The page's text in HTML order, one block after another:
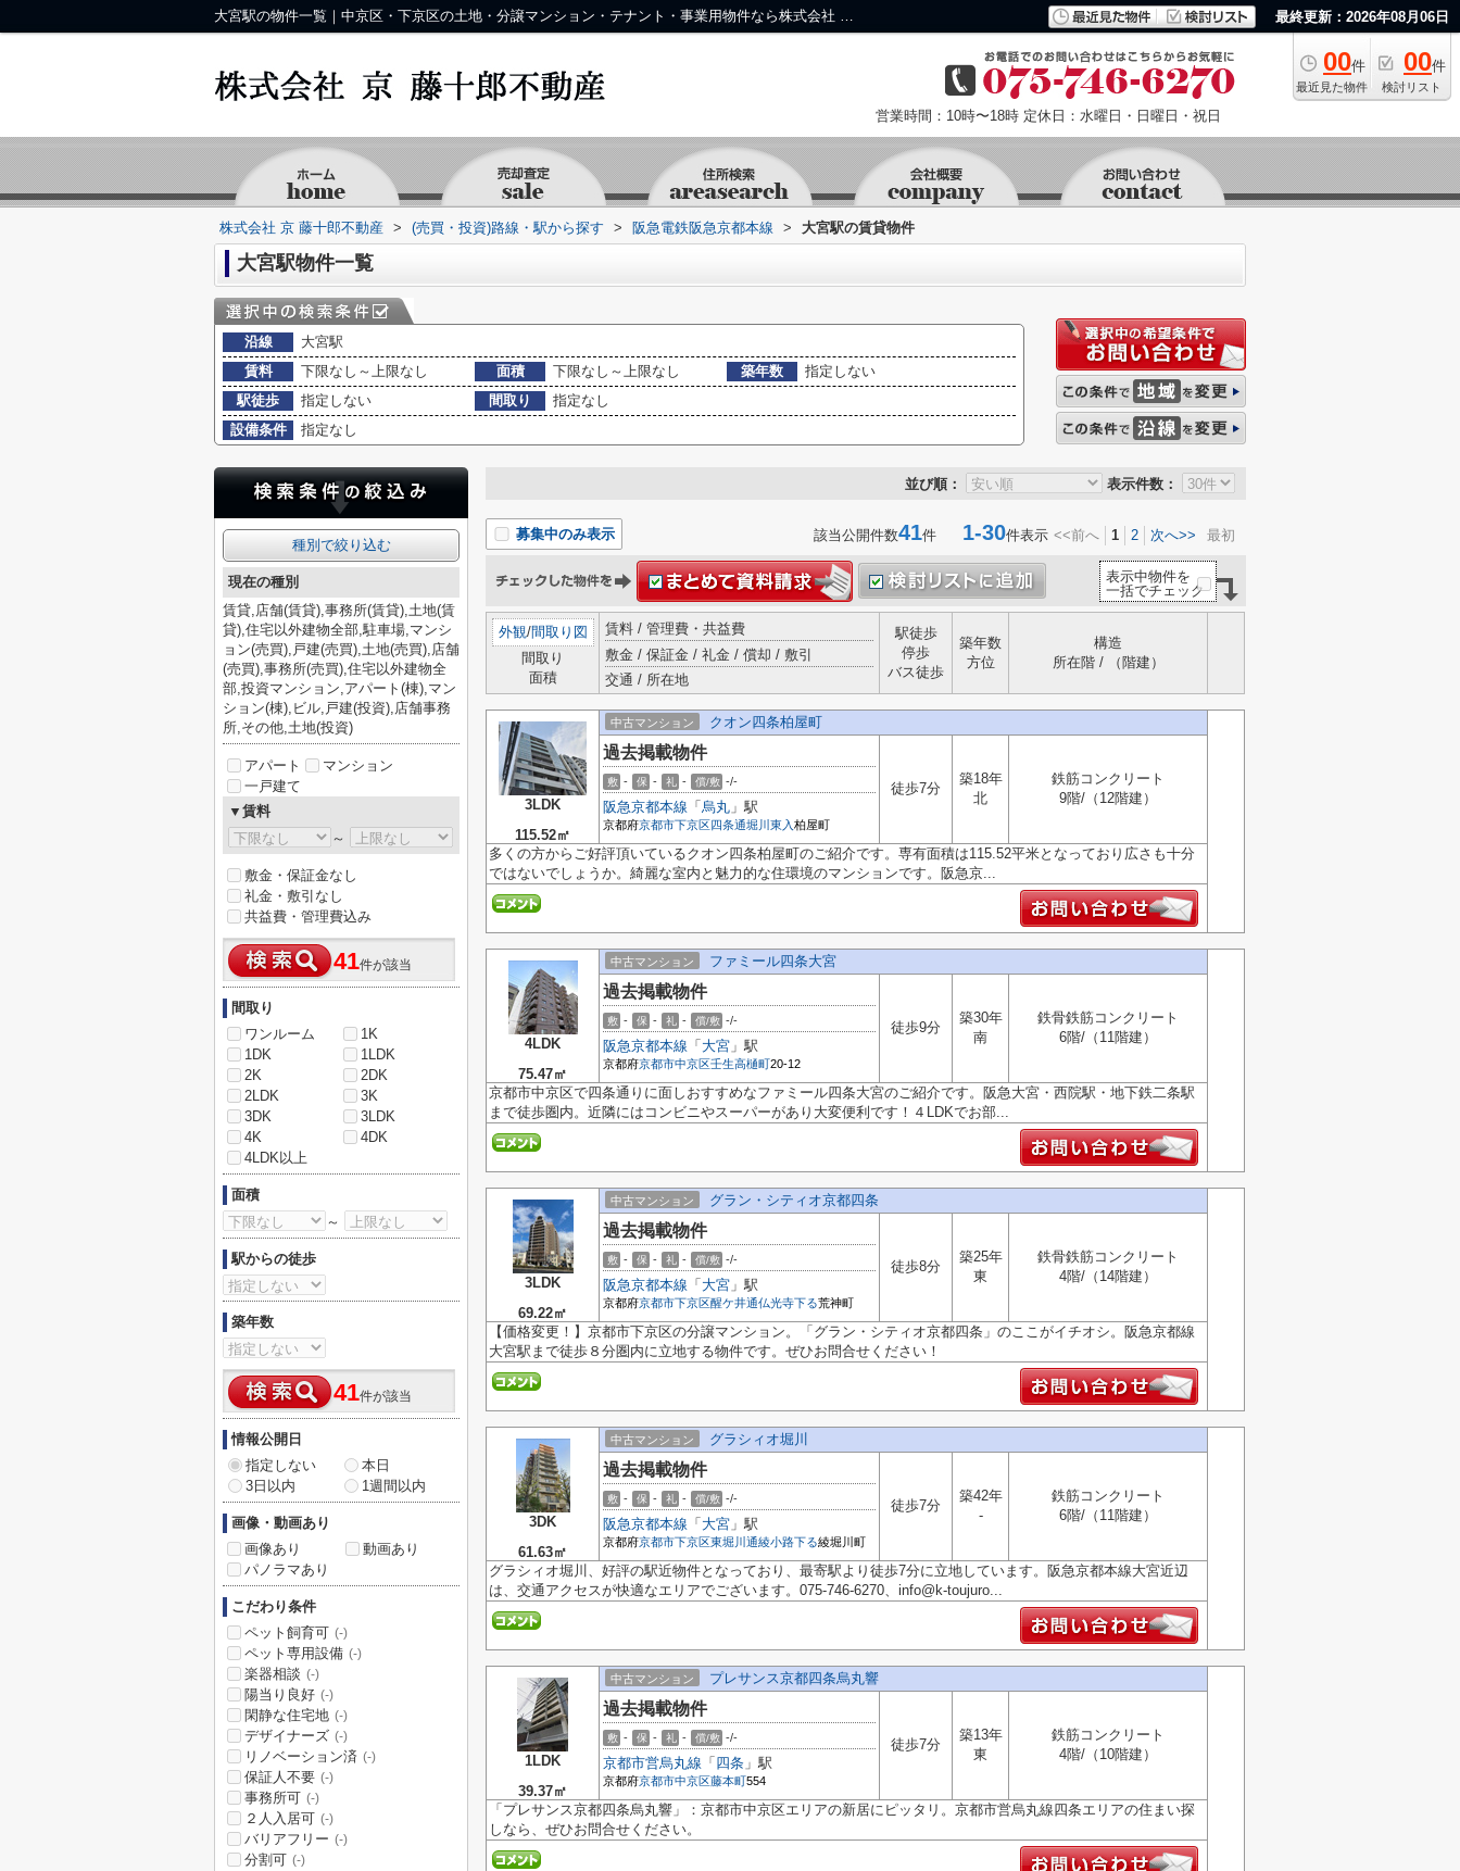
大宮駅の物件一覧｜中京区・下京区の土地・分譲マンション・テナント・事業用物件なら株式会社 京 藤十郎不動産 最終更新：2026年08月06日
00件
最近見た物件
00件
検討リスト
営業時間：10時〜18時 定休日：水曜日・日曜日・祝日
株式会社 京 藤十郎不動産 > (売買・投資)路線・駅から探す > 阪急電鉄阪急京都本線 > 大宮駅の賃貸物件
大宮駅物件一覧
沿線
大宮駅
賃料
下限なし～上限なし 面積 下限なし～上限なし 築年数
指定しない
駅徒歩
指定しない 間取り
指定なし
設備条件
指定なし
並び順： 表示件数：
募集中のみ表示 該当公開件数41件 1-30件表示 <<前へ 1 2 次へ>> 最初
表示中物件を
一括でチェック
外観/間取り図
間取り
面積
賃料 / 管理費・共益費
敷金 / 保証金 / 礼金 / 償却 / 敷引
交通 / 所在地
駅徒歩
停歩
バス徒歩
築年数
方位
構造
所在階 / （階建）
3LDK
115.52㎡
中古マンション クオン四条柏屋町
過去掲載物件
敷 - 保 - 礼 - 償/敷 -/-
阪急京都本線 「 烏丸 」駅
京都府京都市下京区 四条通堀川東入柏屋町
徒歩7分
築18年
北
鉄筋コンクリート
9階/（12階建）
多くの方からご好評頂いているクオン四条柏屋町のご紹介です。専有面積は115.52平米となっており広さも十分
ではないでしょうか。綺麗な室内と魅力的な住環境のマンションです。阪急京...
4LDK
75.47㎡
中古マンション ファミール四条大宮
過去掲載物件
敷 - 保 - 礼 - 償/敷 -/-
阪急京都本線 「 大宮 」駅
京都府京都市中京区壬生高樋町20-12
徒歩9分
築30年
南
鉄骨鉄筋コンクリート
6階/（11階建）
京都市中京区で四条通りに面しおすすめなファミール四条大宮のご紹介です。阪急大宮・西院駅・地下鉄二条駅
まで徒歩圏内。近隣にはコンビニやスーパーがあり大変便利です！４LDKでお部...
3LDK
69.22㎡
中古マンション グラン・シティオ京都四条
過去掲載物件
敷 - 保 - 礼 - 償/敷 -/-
阪急京都本線 「 大宮 」駅
京都府京都市下京区醒ケ井通仏光寺下る荒神町
徒歩8分
築25年
東
鉄骨鉄筋コンクリート
4階/（14階建）
【価格変更！】京都市下京区の分譲マンション。「グラン・シティオ京都四条」のここがイチオシ。阪急京都線
大宮駅まで徒歩８分圏内に立地する物件です。ぜひお問合せください！
3DK
61.63㎡
中古マンション グラシィオ堀川
過去掲載物件
敷 - 保 - 礼 - 償/敷 -/-
阪急京都本線 「 大宮 」駅
京都府京都市下京区東堀川通綾小路下る綾堀川町
徒歩7分
築42年
-
鉄筋コンクリート
6階/（11階建）
グラシィオ堀川、好評の駅近物件となっており、最寄駅より徒歩7分に立地しています。阪急京都本線大宮近辺
は、交通アクセスが快適なエリアでございます。075-746-6270、info@k-toujuro...
1LDK
39.37㎡
中古マンション プレサンス京都四条烏丸響
過去掲載物件
敷 - 保 - 礼 - 償/敷 -/-
京都市営烏丸線 「 四条 」駅
京都府京都市中京区藤本町554
徒歩7分
築13年
東
鉄筋コンクリート
4階/（10階建）
「プレサンス京都四条烏丸響」：京都市中京区エリアの新居にピッタリ。京都市営烏丸線四条エリアの住まい探
しなら、ぜひお問合せください。
種別で絞り込む
現在の種別
賃貸,店舗(賃貸),事務所(賃貸),土地(賃
貸),住宅以外建物全部,駐車場,マンシ
ョン(売買),戸建(売買),土地(売買),店舗
(売買),事務所(売買),住宅以外建物全
部,投資マンション,アパート(棟),マン
ション(棟),ビル,戸建(投資),店舗事務
所,その他,土地(投資)
アパート
マンション
一戸建て
▼賃料
～
敷金・保証金なし
礼金・敷引なし
共益費・管理費込み
41件が該当
間取り
ワンルーム
1K
1DK
1LDK
2K
2DK
2LDK
3K
3DK
3LDK
4K
4DK
4LDK以上
面積
～
駅からの徒歩
築年数
41件が該当
情報公開日
指定しない
本日
3日以内
1週間以内
画像・動画あり
画像あり
動画あり
パノラマあり
こだわり条件
ペット飼育可 (-)
ペット専用設備 (-)
楽器相談 (-)
陽当り良好 (-)
閑静な住宅地 (-)
デザイナーズ (-)
リノベーション済 (-)
保証人不要 (-)
事務所可 (-)
２人入居可 (-)
バリアフリー (-)
分割可 (-)